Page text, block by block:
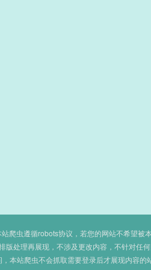
爬虫遵循robots协议，若您的网站不希望被
处理再展现，不涉及更改内容，不针对任何
本站爬虫不会抓取需要登录后才展现内容的